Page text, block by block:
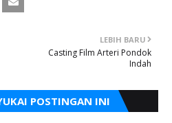
LEBIH BARU
Casting Film Arteri Pondok
Indah
POSTINGAN INI